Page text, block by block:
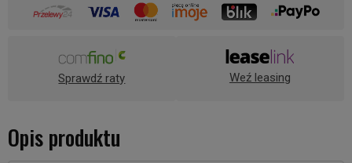
Sprawdź raty Weź leasing
Opis produktu